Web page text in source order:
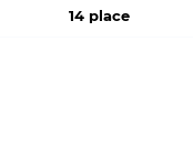
14 place